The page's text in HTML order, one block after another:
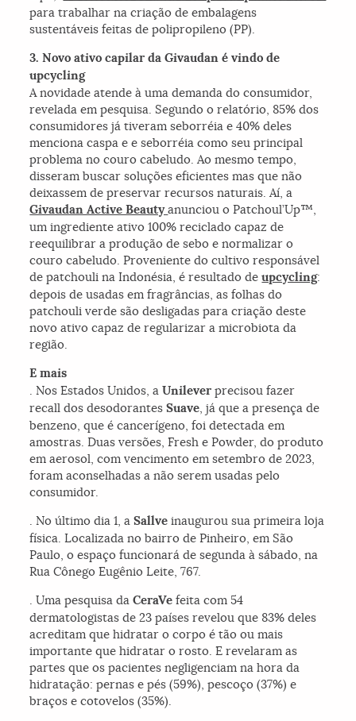
para trabalhar na criação de embalagens
sustentáveis feitas de polipropileno (PP).
3. Novo ativo capilar da Givaudan é vindo de
upcycling
A novidade atende à uma demanda do consumidor,
revelada em pesquisa. Segundo o relatório, 85% dos
consumidores já tiveram seborréia e 40% deles
menciona caspa e e seborréia como seu principal
problema no couro cabeludo. Ao mesmo tempo,
disseram buscar soluções eficientes mas que não
deixassem de preservar recursos naturais. Aí, a
Givaudan Active Beautyanunciou o Patchoul’Up™,
um ingrediente ativo 100% reciclado capaz de
reequilibrar a produção de sebo e normalizar o
couro cabeludo. Proveniente do cultivo responsável
de patchouli na Indonésia, é resultado deupcycling:
depois de usadas em fragrâncias, as folhas do
patchouli verde são desligadas para criação deste
novo ativo capaz de regularizar a microbiota da
região.
E mais
. Nos Estados Unidos, aUnilever precisou fazer
recall dos desodorantesSuave, já que a presença de
benzeno, que é cancerígeno, foi detectada em
amostras. Duas versões, Fresh e Powder, do produto
em aerosol, com vencimento em setembro de 2023,
foram aconselhadas a não serem usadas pelo
consumidor.
. No último dia 1, aSallve inaugurou sua primeira loja
física. Localizada no bairro de Pinheiro, em São
Paulo, o espaço funcionará de segunda à sábado, na
Rua Cônego Eugênio Leite, 767.
. Uma pesquisa daCeraVe feita com 54
dermatologistas de 23 países revelou que 83% deles
acreditam que hidratar o corpo é tão ou mais
importante que hidratar o rosto. E revelaram as
partes que os pacientes negligenciam na hora da
hidratação: pernas e pés (59%), pescoço (37%) e
braços e cotovelos (35%).